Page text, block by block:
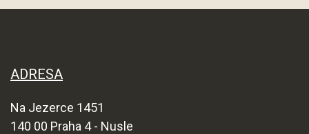
ADRESA
Na Jezerce 1451
140 00 Praha 4 - Nusle